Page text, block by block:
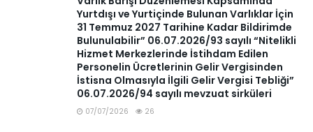
Yurtdışı ve Yurtiçinde Bulunan Varlıklar İçin
31 Temmuz 2027 Tarihine Kadar Bildirimde
Bulunulabilir” 06.07.2026/93 sayılı “Nitelikli
Hizmet Merkezlerinde İstihdam Edilen
Personelin Ücretlerinin Gelir Vergisinden
İstisna Olmasıyla İlgili Gelir Vergisi Tebliği”
06.07.2026/94 sayılı mevzuat sirküleri
07/07/2026 26